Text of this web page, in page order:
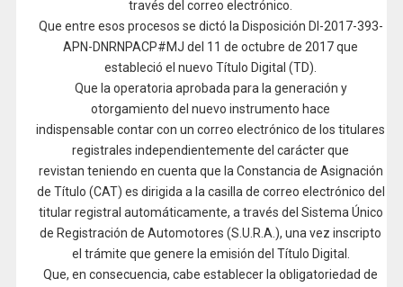
través del correo electrónico.
Que entre esos procesos se dictó la Disposición DI-2017-393-
APN-DNRNPACP#MJ del 11 de octubre de 2017 que
estableció el nuevo Título Digital (TD).
Que la operatoria aprobada para la generación y
otorgamiento del nuevo instrumento hace
indispensable contar con un correo electrónico de los titulares
registrales independientemente del carácter que
revistan teniendo en cuenta que la Constancia de Asignación
de Título (CAT) es dirigida a la casilla de correo electrónico del
titular registral automáticamente, a través del Sistema Único
de Registración de Automotores (S.U.R.A.), una vez inscripto
el trámite que genere la emisión del Título Digital.
Que, en consecuencia, cabe establecer la obligatoriedad de